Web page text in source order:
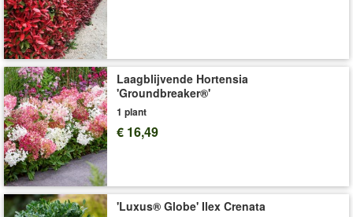
wijSUBSTRAL® langwerkende meststof voor bloeiende
planten (art.nr.8827
Art.nr.:1102
Levering omvat:9x9 cm-pot, ca. 20-30 cm hoog
'Hibiscus'
Plant- en Verzorgingstips
Laagblijvende Hortensia
'Groundbreaker®'
1 plant
€ 16,49
'Luxus® Globe' Ilex Crenata